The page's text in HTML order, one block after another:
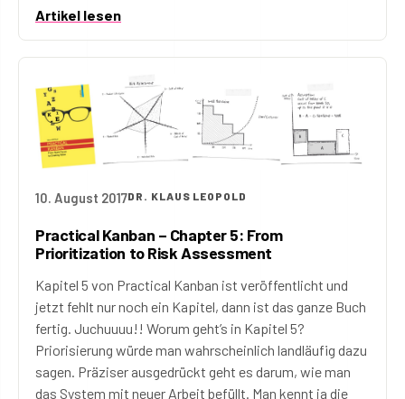
Artikel lesen
10. August 2017DR. KLAUS LEOPOLD
Practical Kanban – Chapter 5: From
Prioritization to Risk Assessment
Kapitel 5 von Practical Kanban ist veröffentlicht und
jetzt fehlt nur noch ein Kapitel, dann ist das ganze Buch
fertig. Juchuuuu!! Worum geht’s in Kapitel 5?
Priorisierung würde man wahrscheinlich landläufig dazu
sagen. Präziser ausgedrückt geht es darum, wie man
das System mit neuer Arbeit befüllt. Man kennt ja die